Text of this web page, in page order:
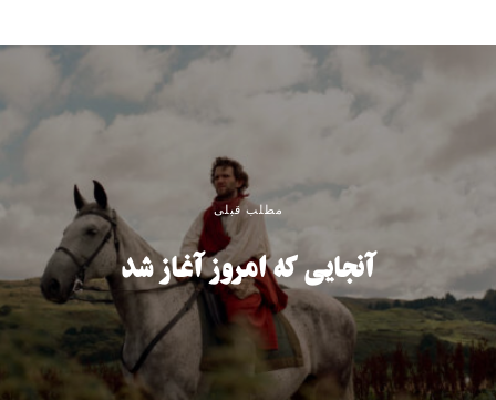
مطلب قبلی
آنجایی که امروز آغاز شد